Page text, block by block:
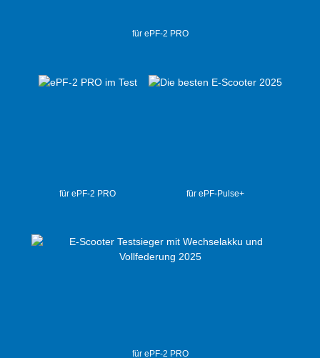
für ePF-2 PRO
für ePF-2 PRO für ePF-Pulse+
für ePF-2 PRO